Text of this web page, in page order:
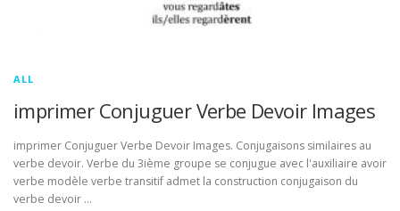
ALL
imprimer Conjuguer Verbe Devoir Images
imprimer Conjuguer Verbe Devoir Images. Conjugaisons similaires au
verbe devoir. Verbe du 3ième groupe se conjugue avec l'auxiliaire avoir
verbe modèle verbe transitif admet la construction conjugaison du
verbe devoir …